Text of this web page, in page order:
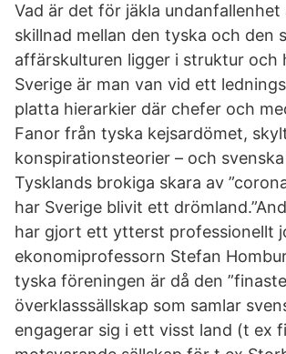
Vad är det för jäkla undanfallenhet
skillnad mellan den tyska och den
affärskulturen ligger i struktur och
Sverige är man van vid ett
platta hierarkier där chefer och
Fanor från tyska kejsardömet,
konspirationsteorier – och
Tysklands brokiga skara av
har Sverige blivit ett
har gjort ett ytterst professionellt
ekonomiprofessorn Stefan
tyska föreningen är då den
överklasssällskap som samlar
engagerar sig i ett visst land (t ex